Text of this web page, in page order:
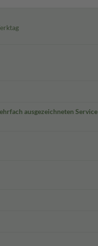
ausgezeichneten Service